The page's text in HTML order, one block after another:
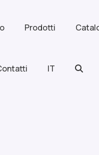
Prodotti
IT